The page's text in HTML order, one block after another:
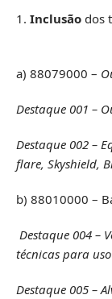
1. Inclusão dos
a) 88079000 –
Destaque 001 –
Destaque 002 –
flare, Skyshield,
b) 88010000 –
Destaque 004 –
técnicas para
Destaque 005 –